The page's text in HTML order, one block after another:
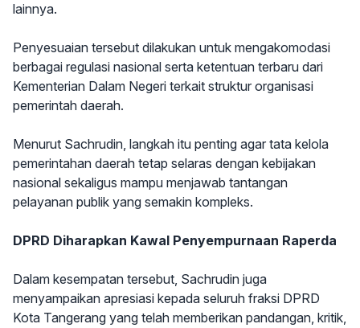
lainnya.
Penyesuaian tersebut dilakukan untuk mengakomodasi
berbagai regulasi nasional serta ketentuan terbaru dari
Kementerian Dalam Negeri terkait struktur organisasi
pemerintah daerah.
Menurut Sachrudin, langkah itu penting agar tata kelola
pemerintahan daerah tetap selaras dengan kebijakan
nasional sekaligus mampu menjawab tantangan
pelayanan publik yang semakin kompleks.
DPRD Diharapkan Kawal Penyempurnaan Raperda
Dalam kesempatan tersebut, Sachrudin juga
menyampaikan apresiasi kepada seluruh fraksi DPRD
Kota Tangerang yang telah memberikan pandangan, kritik,